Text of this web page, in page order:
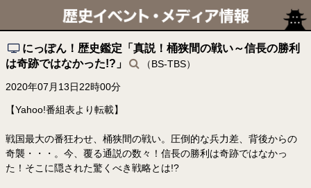
にっぽん！歴史鑑定「真説！桶狭間の戦い～信長の勝利
は奇跡ではなかった!?」
（BS-TBS）
2020年07月13日22時00分
【Yahoo!番組表より転載】
戦国最大の番狂わせ、桶狭間の戦い。圧倒的な兵力差、背後からの
奇襲・・・。今、覆る通説の数々！信長の勝利は奇跡ではなかっ
た！そこに隠された驚くべき戦略とは!?